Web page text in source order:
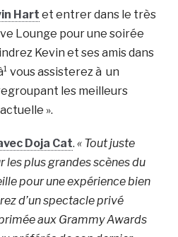
Hart et entrer dans le très
Lounge pour une soirée
Kevin et ses amis dans
vous assisterez à un
les meilleurs
».
Doja Cat. « Tout juste
les plus grandes scènes du
pour une expérience bien
d’un spectacle privé
aux Grammy Awards